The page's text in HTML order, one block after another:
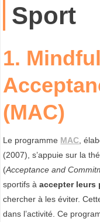
Sport
1.
(MAC)
Le programme MAC ,
(2007), s’appuie sur la
(Acceptance and
sportifs àaccepter leurs
chercher à les éviter.
dans l’activité. Ce